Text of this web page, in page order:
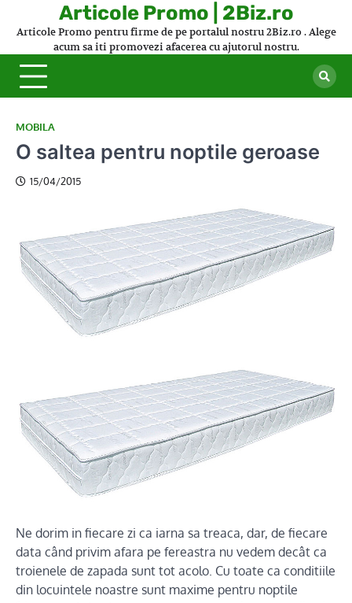
Articole Promo | 2Biz.ro
Articole Promo pentru firme de pe portalul nostru 2Biz.ro . Alege
acum sa iti promovezi afacerea cu ajutorul nostru.
MOBILA
O saltea pentru noptile geroase
15/04/2015
Ne dorim in fiecare zi ca iarna sa treaca, dar, de fiecare
data când privim afara pe fereastra nu vedem decât ca
troienele de zapada sunt tot acolo. Cu toate ca conditiile
din locuintele noastre sunt maxime pentru noptile